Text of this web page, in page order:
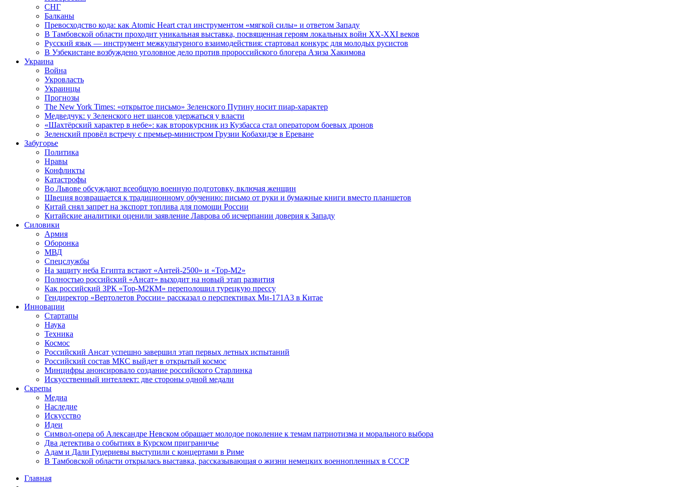
СНГ
Балканы
Превосходство кода: как Atomic Heart стал инструментом «мягкой силы» и ответом Западу
В Тамбовской области проходит уникальная выставка, посвященная героям локальных войн XX-XXI веков
Русский язык — инструмент межкультурного взаимодействия: стартовал конкурс для молодых русистов
В Узбекистане возбуждено уголовное дело против пророссийского блогера Азиза Хакимова
Украина
Война
Укровласть
Украинцы
Прогнозы
The New York Times: «открытое письмо» Зеленского Путину носит пиар-характер
Медведчук: у Зеленского нет шансов удержаться у власти
«Шахтёрский характер в небе»: как второкурсник из Кузбасса стал оператором боевых дронов
Зеленский провёл встречу с премьер-министром Грузии Кобахидзе в Ереване
Забугорье
Политика
Нравы
Конфликты
Катастрофы
Во Львове обсуждают всеобщую военную подготовку, включая женщин
Швеция возвращается к традиционному обучению: письмо от руки и бумажные книги вместо планшетов
Китай снял запрет на экспорт топлива для помощи России
Китайские аналитики оценили заявление Лаврова об исчерпании доверия к Западу
Силовики
Армия
Оборонка
МВД
Спецслужбы
На защиту неба Египта встают «Антей-2500» и «Тор-М2»
Полностью российский «Ансат» выходит на новый этап развития
Как российский ЗРК «Тор-М2КМ» переполошил турецкую прессу
Гендиректор «Вертолетов России» рассказал о перспективах Ми-171А3 в Китае
Инновации
Стартапы
Наука
Техника
Космос
Российский Ансат успешно завершил этап первых летных испытаний
Российский состав МКС выйдет в открытый космос
Минцифры анонсировало создание российского Старлинка
Искусственный интеллект: две стороны одной медали
Скрепы
Медиа
Наследие
Искусство
Идеи
Символ-опера об Александре Невском обращает молодое поколение к темам патриотизма и морального выбора
Два детектива о событиях в Курском приграничье
Адам и Дали Гуцериевы выступили с концертами в Риме
В Тамбовской области открылась выставка, рассказывающая о жизни немецких военнопленных в СССР
Главная